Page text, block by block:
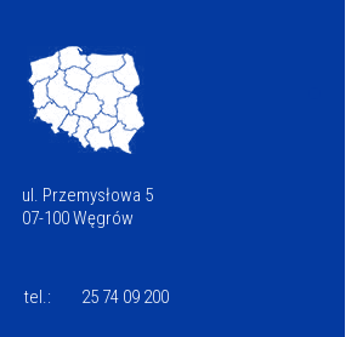
ul. Przemysłowa 5
07-100 Węgrów
tel.: 25 74 09 200